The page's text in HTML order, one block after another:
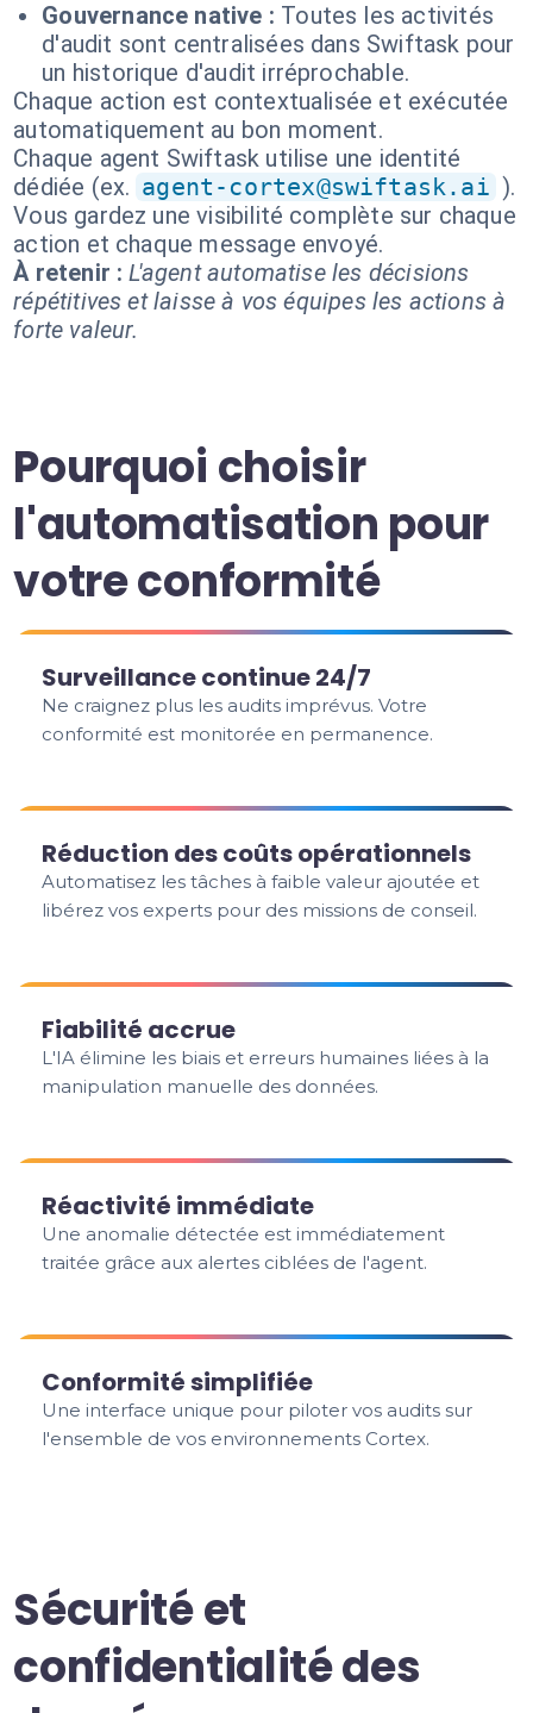
Gouvernance native : Toutes les activités
d'audit sont centralisées dans Swiftask pour
un historique d'audit irréprochable.
Chaque action est contextualisée et exécutée
automatiquement au bon moment.
Chaque agent Swiftask utilise une identité
dédiée (ex. agent-cortex@swiftask.ai ).
Vous gardez une visibilité complète sur chaque
action et chaque message envoyé.
À retenir : L'agent automatise les décisions
répétitives et laisse à vos équipes les actions à
forte valeur.
Pourquoi choisir
l'automatisation pour
votre conformité
Surveillance continue 24/7
Ne craignez plus les audits imprévus. Votre
conformité est monitorée en permanence.
Réduction des coûts opérationnels
Automatisez les tâches à faible valeur ajoutée et
libérez vos experts pour des missions de conseil.
Fiabilité accrue
L'IA élimine les biais et erreurs humaines liées à la
manipulation manuelle des données.
Réactivité immédiate
Une anomalie détectée est immédiatement
traitée grâce aux alertes ciblées de l'agent.
Conformité simplifiée
Une interface unique pour piloter vos audits sur
l'ensemble de vos environnements Cortex.
Sécurité et
confidentialité des